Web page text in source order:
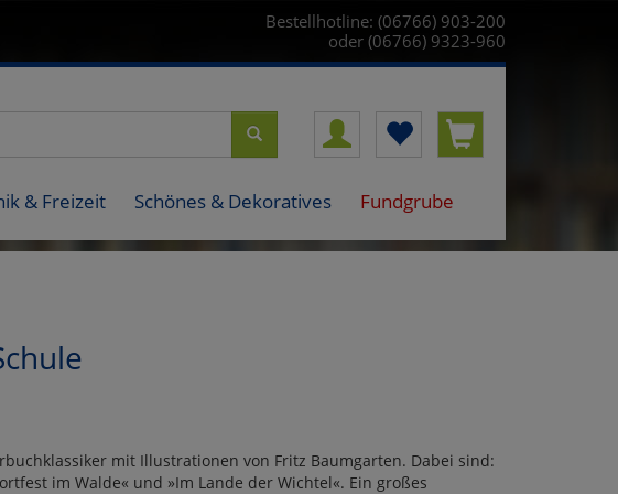
Bestellhotline: (06766) 903-200
oder (06766) 9323-960
& Freizeit Schönes & Dekoratives Fundgrube
mit Illustrationen von Fritz Baumgarten. Dabei sind:
im Walde« und »Im Lande der Wichtel«. Ein großes